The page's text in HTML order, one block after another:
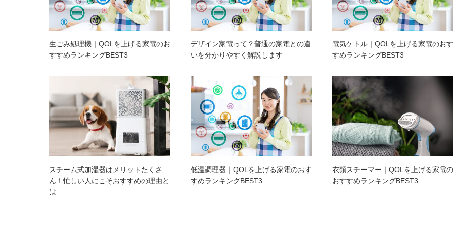
生ごみ処理機｜QOLを上げる家電のお
すすめランキングBEST3
デザイン家電って？普通の家電との違
いを分かりやすく解説します
電気ケトル｜QOLを上げる家電のおす
すめランキングBEST3
スチーム式加湿器はメリットたくさ
ん！忙しい人にこそおすすめの理由と
は
低温調理器｜QOLを上げる家電のおす
すめランキングBEST3
衣類スチーマー｜QOLを上げる家電の
おすすめランキングBEST3